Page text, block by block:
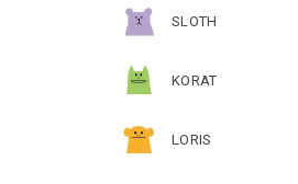
SLOTH
KORAT
LORIS